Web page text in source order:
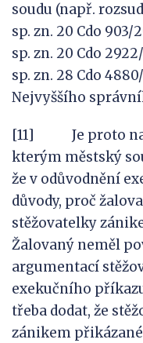
soudu (např.
sp. zn. 20 Cdo 903/
sp. zn. 20 Cdo
sp. zn. 28 Cdo
Nejvyššího
[11] Je proto na
kterým městský
že v odůvodnění
důvody, proč
stěžovatelky
Žalovaný neměl
argumentací
exekučního
třeba dodat, že
zánikem